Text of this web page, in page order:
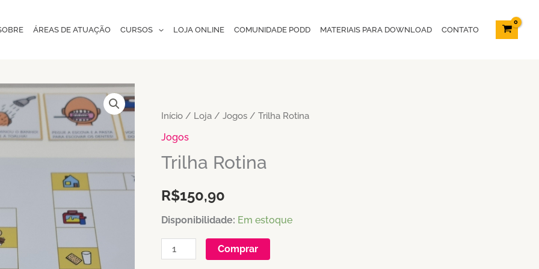
ÁREAS DE ATUAÇÃO CURSOS LOJA ONLINE COMUNIDADE PODD MATERIAIS PARA DOWNLOAD CONTATO
Início/ Loja/ Jogos/ Trilha Rotina
Jogos
Trilha Rotina
R$150,90
Disponibilidade: Em estoque
Comprar